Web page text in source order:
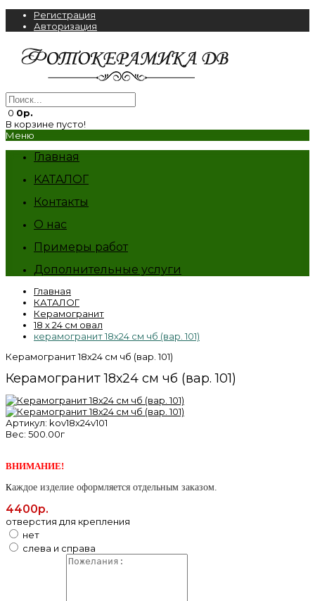
Регистрация
Авторизация
0 0р.
В корзине пусто!
Меню
Главная
KATAЛОГ
Контакты
О нас
Примеры работ
Дополнительные услуги
Главная
КАТАЛОГ
Керамогранит
18 х 24 см овал
керамогранит 18х24 см чб (вар. 101)
Керамогранит 18х24 см чб (вар. 101)
Керамогранит 18х24 см чб (вар. 101)
Артикул: kov18x24v101
Вес: 500.00г
ВНИМАНИЕ!
Каждое изделие оформляется отдельным заказом.
4400р.
отверстия для крепления
нет
слева и справа